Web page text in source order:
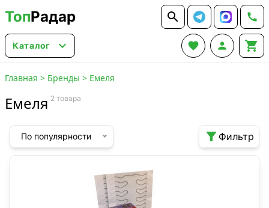
ТопРадар  
Каталог    
Главная > Бренды > Емеля
Емеля 2 товара
По популярности  Фильтр